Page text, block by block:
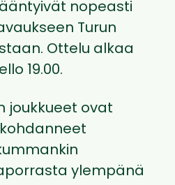
nopeasti
Turun
Ottelu alkaa
19.00.
joukkueet ovat
ylempänä